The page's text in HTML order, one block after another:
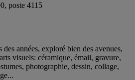
poste 4115
années, exploré bien des avenues,
visuels: céramique, émail, gravure,
photographie, dessin, collage,